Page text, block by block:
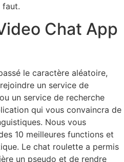
faut.
Chat App
le caractère aléatoire,
un service de
un service de recherche
qui vous convaincra de
Nous vous
10 meilleures functions et
Le chat roulette a permis
un pseudo et de rendre